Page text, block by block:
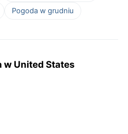
Pogoda w grudniu
w United States